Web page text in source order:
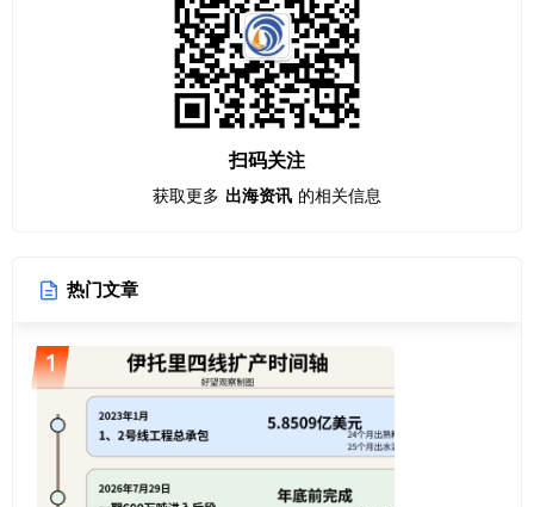
扫码关注
获取更多 出海资讯 的相关信息
热门文章